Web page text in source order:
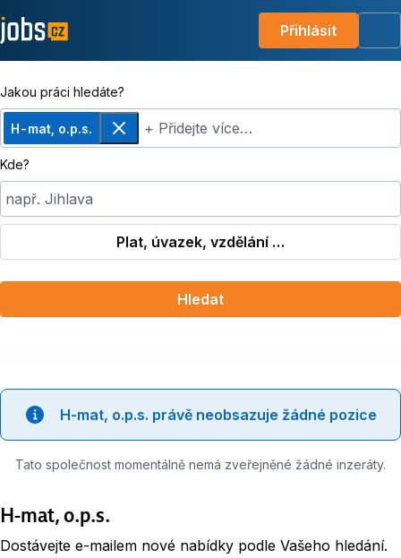
Přihlásit
Jakou práci hledáte?
H-mat, o.p.s.
Odebrat+ Přidejte více…
Kde?
např. Jihlava
Plat, úvazek, vzdělání …
Hledat
H-mat, o.p.s. právě neobsazuje žádné pozice
Tato společnost momentálně nemá zveřejněné žádné inzeráty.
H-mat, o.p.s.
Dostávejte e-mailem nové nabídky podle Vašeho hledání.